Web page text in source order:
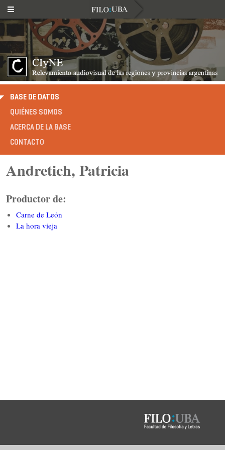
BASE DE DATOS
QUIÉNES SOMOS
ACERCA DE LA BASE
CONTACTO
Andretich, Patricia
Productor de:
Carne de León
La hora vieja